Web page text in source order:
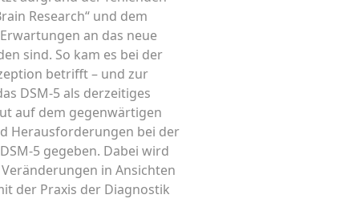
Research“ und dem
an das neue
sind. So kam es bei der
betrifft – und zur
DSM-5 als derzeitiges
auf dem gegenwärtigen
Herausforderungen bei der
5 gegeben. Dabei wird
in Ansichten
der Praxis der Diagnostik